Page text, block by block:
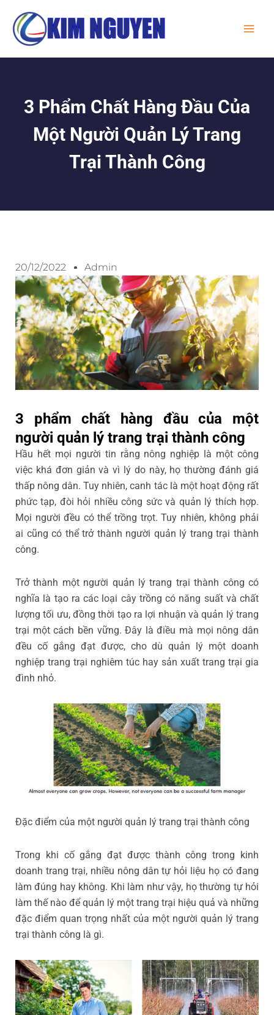
content
3 Phẩm Chất Hàng Đầu Của
Một Người Quản Lý Trang
Trại Thành Công
20/12/2022 Admin
3 phẩm chất hàng đầu của một
người quản lý trang trại thành công
Hầu hết mọi người tin rằng nông nghiệp là một công
việc khá đơn giản và vì lý do này, họ thường đánh giá
thấp nông dân. Tuy nhiên, canh tác là một hoạt động rất
phức tạp, đòi hỏi nhiều công sức và quản lý thích hợp.
Mọi người đều có thể trồng trọt. Tuy nhiên, không phải
ai cũng có thể trở thành người quản lý trang trại thành
công.
Trở thành một người quản lý trang trại thành công có
nghĩa là tạo ra các loại cây trồng có năng suất và chất
lượng tối ưu, đồng thời tạo ra lợi nhuận và quản lý trang
trại một cách bền vững. Đây là điều mà mọi nông dân
đều cố gắng đạt được, cho dù quản lý một doanh
nghiệp trang trại nghiêm túc hay sản xuất trang trại gia
đình nhỏ.
Đặc điểm của một người quản lý trang trại thành công
Trong khi cố gắng đạt được thành công trong kinh
doanh trang trại, nhiều nông dân tự hỏi liệu họ có đang
làm đúng hay không. Khi làm như vậy, họ thường tự hỏi
làm thế nào để quản lý một trang trại hiệu quả và những
đặc điểm quan trọng nhất của một người quản lý trang
trại thành công là gì.